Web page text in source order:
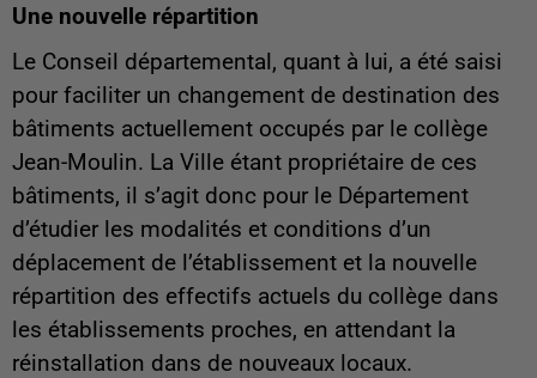
Une nouvelle répartition
Le Conseil départemental, quant à lui, a été saisi
pour faciliter un changement de destination des
bâtiments actuellement occupés par le collège
Jean-Moulin. La Ville étant propriétaire de ces
bâtiments, il s’agit donc pour le Département
d’étudier les modalités et conditions d’un
déplacement de l’établissement et la nouvelle
répartition des effectifs actuels du collège dans
les établissements proches, en attendant la
réinstallation dans de nouveaux locaux.